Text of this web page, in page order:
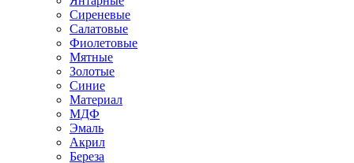
Сиреневые
Салатовые
Фиолетовые
Мятные
Золотые
Синие
Материал
МДФ
Эмаль
Акрил
Береза